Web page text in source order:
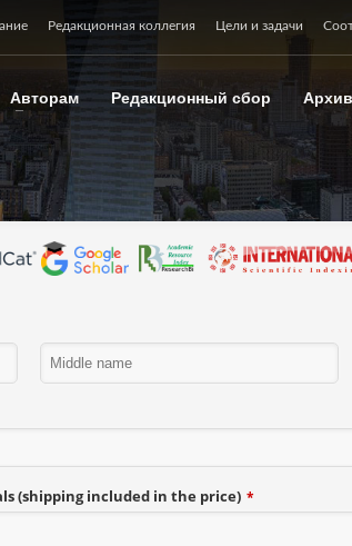
Редакционная коллегия Цели и задачи
Авторам Редакционный сбор
(shipping included in the price) *